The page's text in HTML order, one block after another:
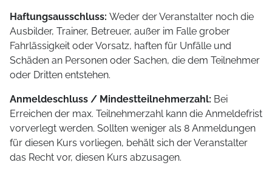
Haftungsausschluss: Weder der Veranstalter noch die
Ausbilder, Trainer, Betreuer, außer im Falle grober
Fahrlässigkeit oder Vorsatz, haften für Unfälle und
Schäden an Personen oder Sachen, die dem Teilnehmer
oder Dritten entstehen.
Anmeldeschluss / Mindestteilnehmerzahl: Bei
Erreichen der max. Teilnehmerzahl kann die Anmeldefrist
vorverlegt werden. Sollten weniger als 8 Anmeldungen
für diesen Kurs vorliegen, behält sich der Veranstalter
das Recht vor, diesen Kurs abzusagen.